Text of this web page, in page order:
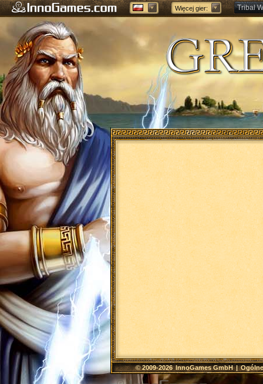
Więcej gier: Tribal
Forge
Adres URL jest zablokowany.
© 2009-2026InnoGames GmbH|